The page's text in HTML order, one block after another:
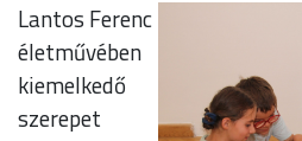
Lantos Ferenc
életművében
kiemelkedő
szerepet